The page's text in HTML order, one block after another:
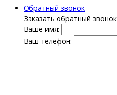
Обратный звонок
Заказать обратный звонок
Ваше имя:
Ваш телефон: